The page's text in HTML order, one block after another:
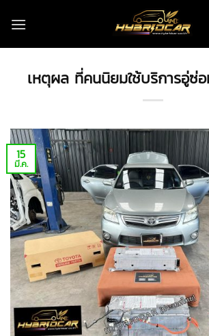
เหตุผล ที่คนนิยมใช้บริการอู่ซ่
15
มี.ค.